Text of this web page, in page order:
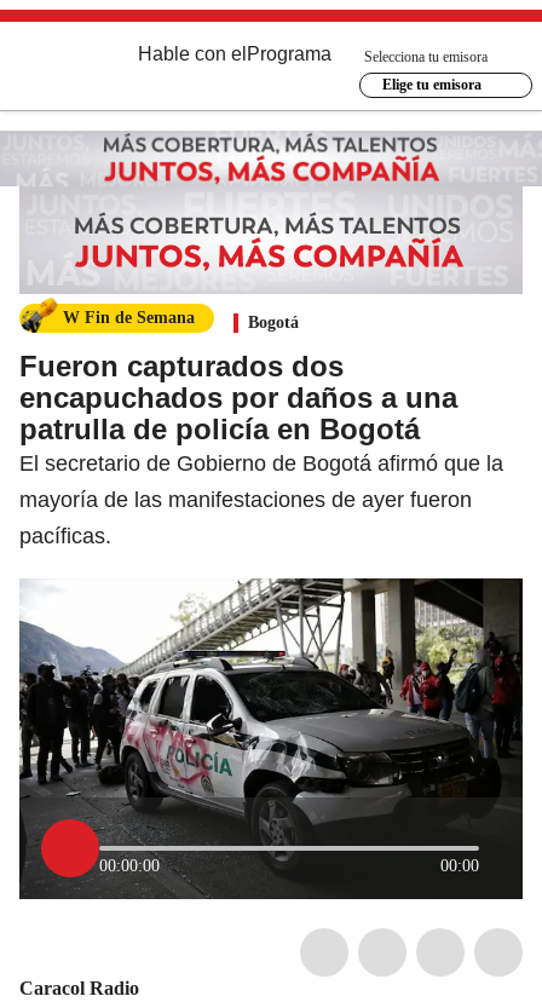
Hable con el Programa
Selecciona tu emisora
Elige tu emisora
W Fin de Semana Bogotá
Fueron capturados dos
encapuchados por daños a una
patrulla de policía en Bogotá
El secretario de Gobierno de Bogotá afirmó que la
mayoría de las manifestaciones de ayer fueron
pacíficas.
00:00:00 00:00
Caracol Radio